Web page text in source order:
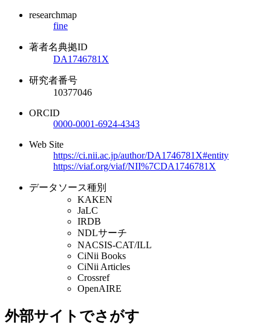
researchmap
fine
著者名典拠ID
DA1746781X
研究者番号
10377046
ORCID
0000-0001-6924-4343
Web Site
https://ci.nii.ac.jp/author/DA1746781X#entity
https://viaf.org/viaf/NII%7CDA1746781X
データソース種別
KAKEN
JaLC
IRDB
NDLサーチ
NACSIS-CAT/ILL
CiNii Books
CiNii Articles
Crossref
OpenAIRE
外部サイトでさがす